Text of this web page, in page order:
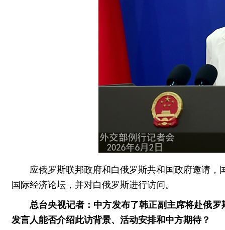
应俄罗斯联邦政府和白俄罗斯共和国政府邀请
国际经济论坛，并对白俄罗斯进行访问。
总台央视记者：中方发布了韩正副主席将赴俄
发言人能否介绍此访背景、活动安排和中方期待？